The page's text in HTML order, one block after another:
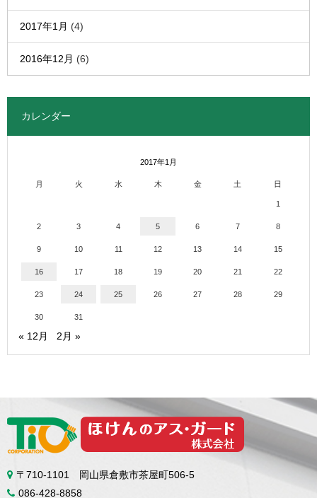
2017年1月 (4)
2016年12月 (6)
カレンダー
2017年1月
月 火 水 木 金 土 日
1
2 3 4 5 6 7 8
9 10 11 12 13 14 15
16 17 18 19 20 21 22
23 24 25 26 27 28 29
30 31
« 12月 2月 »
〒710-1101 岡山県倉敷市茶屋町506-5
086-428-8858